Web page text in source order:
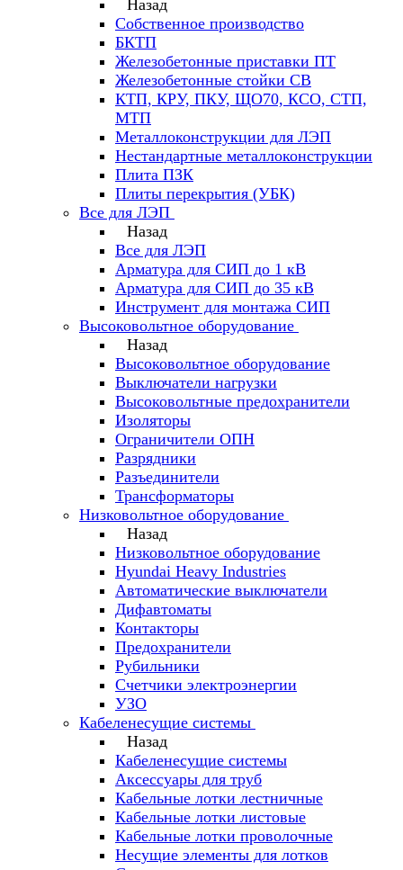
Назад
Собственное производство
БКТП
Железобетонные приставки ПТ
Железобетонные стойки СВ
КТП, КРУ, ПКУ, ЩО70, КСО, СТП,
МТП
Металлоконструкции для ЛЭП
Нестандартные металлоконструкции
Плита ПЗК
Плиты перекрытия (УБК)
Все для ЛЭП
Назад
Все для ЛЭП
Арматура для СИП до 1 кВ
Арматура для СИП до 35 кВ
Инструмент для монтажа СИП
Высоковольтное оборудование
Назад
Высоковольтное оборудование
Выключатели нагрузки
Высоковольтные предохранители
Изоляторы
Ограничители ОПН
Разрядники
Разъединители
Трансформаторы
Низковольтное оборудование
Назад
Низковольтное оборудование
Hyundai Heavy Industries
Автоматические выключатели
Дифавтоматы
Контакторы
Предохранители
Рубильники
Счетчики электроэнергии
УЗО
Кабеленесущие системы
Назад
Кабеленесущие системы
Аксессуары для труб
Кабельные лотки лестничные
Кабельные лотки листовые
Кабельные лотки проволочные
Несущие элементы для лотков